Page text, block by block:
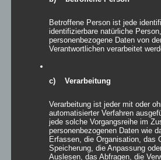
Betroffene Person ist jede
identifizierbare natürliche
personenbezogene Daten von
Verantwortlichen verarbeitet
c) Verarbeitung
Verarbeitung ist jeder mit oder
automatisierter Verfahren
jede solche Vorgangsreihe im
personenbezogenen Daten wie
Erfassen, die Organisation, das
Speicherung, die Anpassung
Auslesen, das Abfragen, die